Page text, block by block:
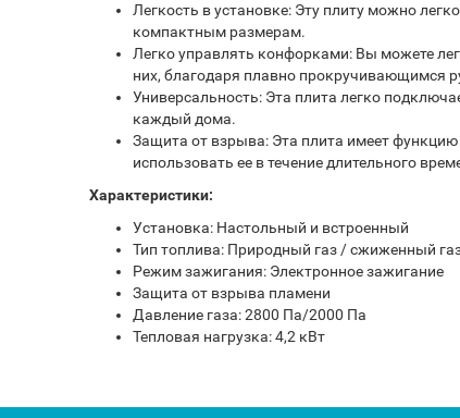
Легкость в установке: Эту плиту можно
компактным размерам.
Легко управлять конфорками: Вы можете
них, благодаря плавно прокручивающимся
Универсальность: Эта плита легко
каждый дома.
Защита от взрыва: Эта плита имеет
использовать ее в течение длительного
Характеристики:
Установка: Настольный и встроенный
Тип топлива: Природный газ / сжиженный
Режим зажигания: Электронное зажигание
Защита от взрыва пламени
Давление газа: 2800 Па/2000 Па
Тепловая нагрузка: 4,2 кВт